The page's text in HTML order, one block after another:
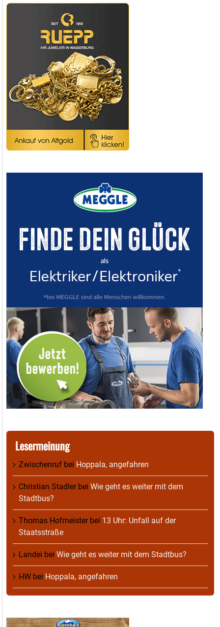
Lesermeinung
Zwischenruf bei Hoppala, angefahren
Christian Stadlerbei Wie geht es weiter mit dem
Stadtbus?
Thomas Hofmeisterbei 13 Uhr: Unfall auf der
Staatsstraße
Landei bei Wie geht es weiter mit dem Stadtbus?
HW bei Hoppala, angefahren